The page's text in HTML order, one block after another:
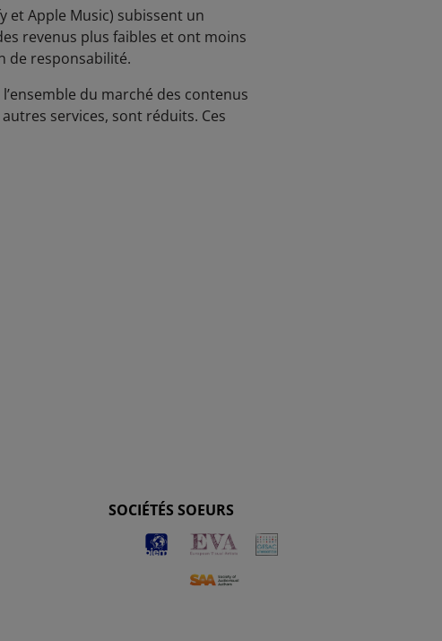
et Apple Music) subissent un
revenus plus faibles et ont moins
de responsabilité.
du marché des contenus
services, sont réduits. Ces
SOCIÉTÉS SOEURS